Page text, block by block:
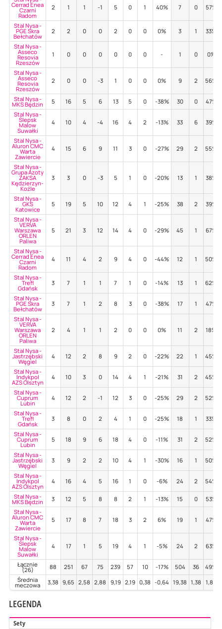
Cerrad Enea
Czarni
Radom
2 1 1 -1 5 0 1 40% 7 0 57%
Stal Nysa -
PGE Skra
Bełchatów
2 2 0 0 2 0 0 0% 3 1 33%
Stal Nysa -
Asseco
Resovia
Rzeszów
1 0 0 0 0 0 0 - 1 0 0%
Stal Nysa -
Asseco
Resovia
Rzeszów
2 0 0 -3 1 0 0 0% 9 2 56%
Stal Nysa -
MKS Będzin 5 16 5 6 13 5 0 -38% 30 0 47%
Stal Nysa -
Ślepsk
Malow
Suwałki
4 10 4 -4 16 4 2 -13% 33 6 39%
Stal Nysa -
Aluron CMC
Warta
Zawiercie
4 15 6 9 11 3 0 -27% 29 2 55%
Stal Nysa -
Grupa Azoty
ZAKSA
Kędzierzyn-
Koźle
3 3 0 -3 5 1 0 -20% 13 1 38%
Stal Nysa -
GKS
Katowice
5 19 5 10 12 4 1 -25% 38 2 39%
Stal Nysa -
VERVA
Warszawa
ORLEN
Paliwa
5 21 3 12 14 4 0 -29% 45 1 67%
Stal Nysa -
Cerrad Enea
Czarni
Radom
4 11 4 2 9 4 0 -44% 12 1 50%
Stal Nysa -
Trefl
Gdańsk
3 7 1 1 7 1 0 -14% 13 1 62%
Stal Nysa -
PGE Skra
Bełchatów
3 7 1 2 8 3 0 -38% 17 1 47%
Stal Nysa -
VERVA
Warszawa
ORLEN
Paliwa
2 4 1 1 2 0 0 0% 11 2 18%
Stal Nysa -
Jastrzębski
Węgiel
4 12 2 8 9 2 0 -22% 22 1 45%
Stal Nysa -
Indykpol
AZS Olsztyn
4 10 3 0 14 4 1 -21% 31 2 45%
Stal Nysa -
Cuprum
Lubin
4 12 2 -1 12 3 0 -25% 29 2 52%
Stal Nysa -
Trefl
Gdańsk
3 8 0 2 4 1 0 -25% 18 1 33%
Stal Nysa -
Cuprum
Lubin
5 18 9 6 18 4 0 -11% 31 2 52%
Stal Nysa -
Jastrzębski
Węgiel
3 9 2 2 10 4 1 -30% 16 1 50%
Stal Nysa -
Indykpol
AZS Olsztyn
4 16 4 5 16 1 0 -6% 24 2 54%
Stal Nysa -
MKS Będzin 3 12 5 8 8 2 1 -13% 15 0 53%
Stal Nysa -
Aluron CMC
Warta
Zawiercie
5 17 8 7 18 3 2 6% 19 1 47%
Stal Nysa -
Ślepsk
Malow
Suwałki
4 17 1 5 19 4 1 -5% 24 2 63%
Łącznie
(26) 88 251 67 75 239 57 10 -17% 504 36 49%
Średnia
meczowa 3,38 9,65 2,58 2,88 9,19 2,19 0,38 -0,64 19,38 1,38 1,88
LEGENDA
Sety